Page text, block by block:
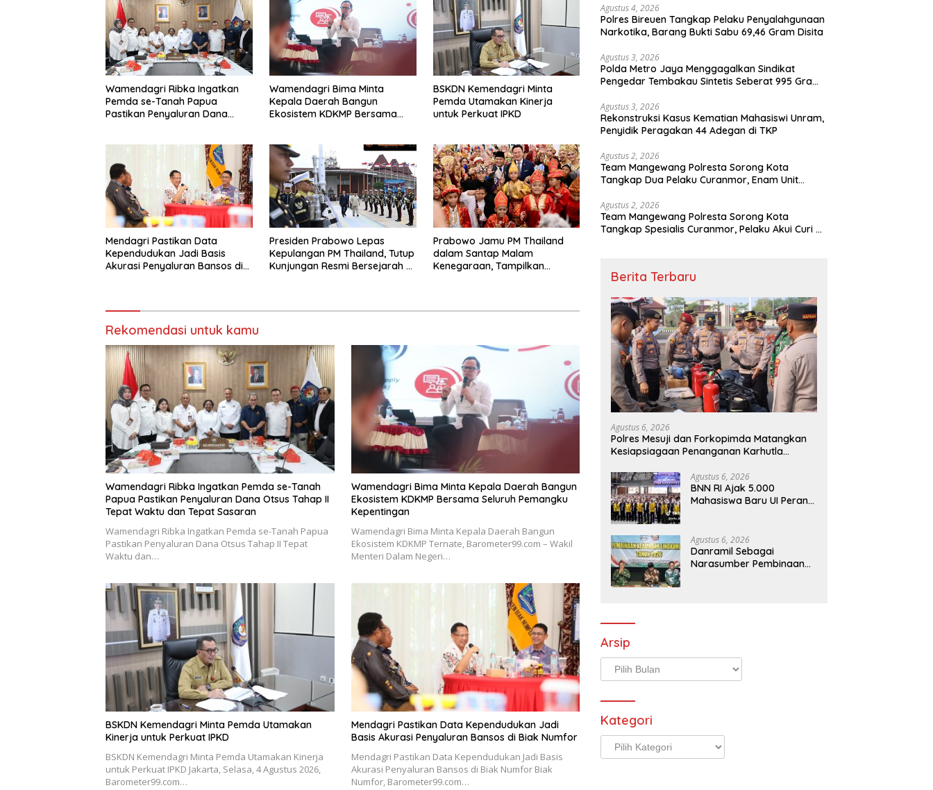
Wamendagri Ribka Ingatkan
Pemda se-Tanah Papua
Pastikan Penyaluran Dana
Wamendagri Bima Minta
Kepala Daerah Bangun
Ekosistem KDKMP Bersama
BSKDN Kemendagri Minta
Pemda Utamakan Kinerja
untuk Perkuat IPKD
Mendagri Pastikan Data
Kependudukan Jadi Basis
Akurasi Penyaluran Bansos di
Presiden Prabowo Lepas
Kepulangan PM Thailand, Tutup
Kunjungan Resmi Bersejarah di
Prabowo Jamu PM Thailand
dalam Santap Malam
Kenegaraan, Tampilkan
Rekomendasi untuk kamu
Wamendagri Ribka Ingatkan Pemda se-Tanah
Papua Pastikan Penyaluran Dana Otsus Tahap II
Tepat Waktu dan Tepat Sasaran
Wamendagri Ribka Ingatkan Pemda se-Tanah Papua
Pastikan Penyaluran Dana Otsus Tahap II Tepat
Waktu dan…
Wamendagri Bima Minta Kepala Daerah Bangun
Ekosistem KDKMP Bersama Seluruh Pemangku
Kepentingan
Wamendagri Bima Minta Kepala Daerah Bangun
Ekosistem KDKMP Ternate, Barometer99.com – Wakil
Menteri Dalam Negeri…
BSKDN Kemendagri Minta Pemda Utamakan
Kinerja untuk Perkuat IPKD
BSKDN Kemendagri Minta Pemda Utamakan Kinerja
untuk Perkuat IPKD Jakarta, Selasa, 4 Agustus 2026,
Barometer99.com…
Mendagri Pastikan Data Kependudukan Jadi
Basis Akurasi Penyaluran Bansos di Biak Numfor
Mendagri Pastikan Data Kependudukan Jadi Basis
Akurasi Penyaluran Bansos di Biak Numfor Biak
Numfor, Barometer99.com…
Agustus 4, 2026
Polres Bireuen Tangkap Pelaku Penyalahgunaan
Narkotika, Barang Bukti Sabu 69,46 Gram Disita
Agustus 3, 2026
Polda Metro Jaya Menggagalkan Sindikat
Pengedar Tembakau Sintetis Seberat 995 Gram
Melalui Media Sosial
Agustus 3, 2026
Rekonstruksi Kasus Kematian Mahasiswi Unram,
Penyidik Peragakan 44 Adegan di TKP
Agustus 2, 2026
Team Mangewang Polresta Sorong Kota
Tangkap Dua Pelaku Curanmor, Enam Unit
Agustus 2, 2026
Team Mangewang Polresta Sorong Kota
Tangkap Spesialis Curanmor, Pelaku Akui Curi 29
Berita Terbaru
Agustus 6, 2026
Polres Mesuji dan Forkopimda Matangkan
Kesiapsiagaan Penanganan Karhutla
Agustus 6, 2026
BNN RI Ajak 5.000
Mahasiswa Baru UI Perangi
Agustus 6, 2026
Danramil Sebagai
Narasumber Pembinaan
Arsip
Arsip
Kategori
Kategori